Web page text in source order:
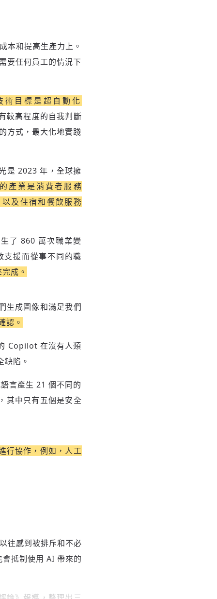
本和提高生產力上。
要任何員工的情況下
術目標是超自動化
較高程度的自我判斷
方式，最大化地實踐
是 2023 年，全球擁
產業是消費者服務
及住宿和餐飲服務
了 860 萬次職業變
支援而從事不同的職
成。
生成圖像和滿足我們
認。
Copilot 在沒有人類
陷。
言產生 21 個不同的
其中只有五個是安全
行協作，例如，人工
往感到被排斥和不必
抵制使用 AI 帶來的